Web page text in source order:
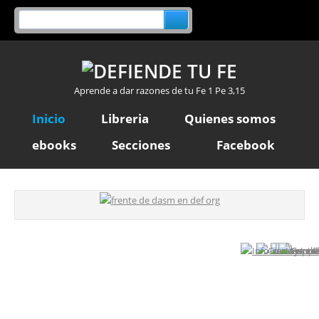
Aprende a dar razones de tu Fe 1 Pe 3,15
Inicio Libreria
Quienes somos
ebooks
Secciones Facebook